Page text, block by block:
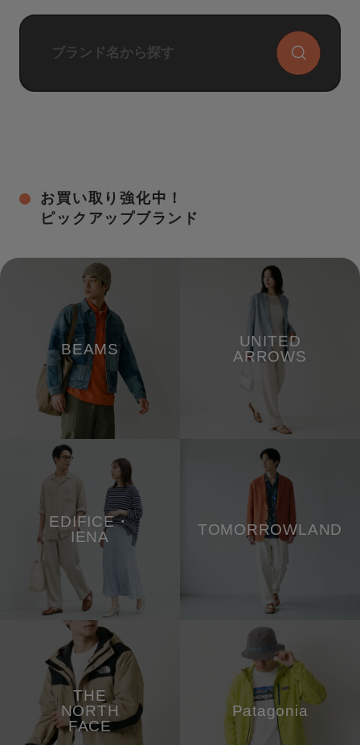
お買い取り強化中！
ピックアップブランド
BEAMS
UNITED
ARROWS
EDIFICE・
IENA
TOMORROWLAND
THE
NORTH
FACE
Patagonia